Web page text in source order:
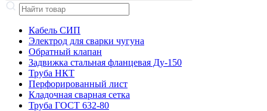
Кабель СИП
Электрод для сварки чугуна
Обратный клапан
Задвижка стальная фланцевая Ду-150
Труба НКТ
Перфорированный лист
Кладочная сварная сетка
Труба ГОСТ 632-80